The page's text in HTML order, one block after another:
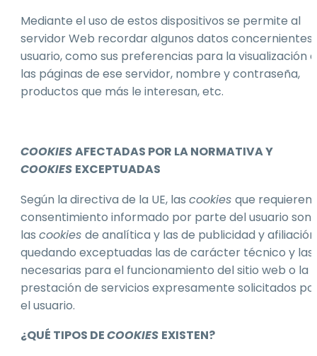
Mediante el uso de estos dispositivos se permite al
servidor Web recordar algunos datos concernientes
usuario, como sus preferencias para la visualización
las páginas de ese servidor, nombre y contraseña,
productos que más le interesan, etc.
COOKIESAFECTADAS POR LA NORMATIVA Y
COOKIES EXCEPTUADAS
Según la directiva de la UE, las cookies que requieren
consentimiento informado por parte del usuario son
las cookies de analítica y las de publicidad y
quedando exceptuadas las de carácter técnico y las
necesarias para el funcionamiento del sitio web o la
prestación de servicios expresamente solicitados
el usuario.
¿QUÉ TIPOS DECOOKIES EXISTEN?